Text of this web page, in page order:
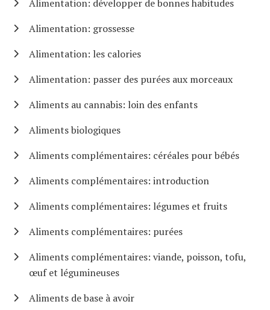
Alimentation: développer de bonnes habitudes
Alimentation: grossesse
Alimentation: les calories
Alimentation: passer des purées aux morceaux
Aliments au cannabis: loin des enfants
Aliments biologiques
Aliments complémentaires: céréales pour bébés
Aliments complémentaires: introduction
Aliments complémentaires: légumes et fruits
Aliments complémentaires: purées
Aliments complémentaires: viande, poisson, tofu,
œuf et légumineuses
Aliments de base à avoir